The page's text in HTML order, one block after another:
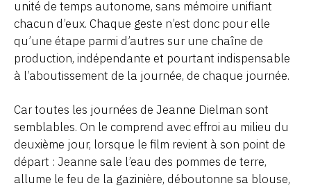
unité de temps autonome, sans mémoire unifiant
chacun d’eux. Chaque geste n’est donc pour elle
qu’une étape parmi d’autres sur une chaîne de
production, indépendante et pourtant indispensable
à l’aboutissement de la journée, de chaque journée.
Car toutes les journées de Jeanne Dielman sont
semblables. On le comprend avec effroi au milieu du
deuxième jour, lorsque le film revient à son point de
départ : Jeanne sale l’eau des pommes de terre,
allume le feu de la gazinière, déboutonne sa blouse,